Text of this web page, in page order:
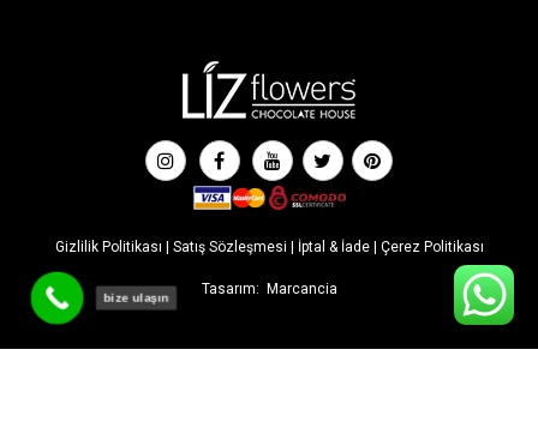
Gizlilik Politikası | Satış Sözleşmesi | İptal & İade| Çerez Politikası
Tasarım: Marcancia
bize ulaşın